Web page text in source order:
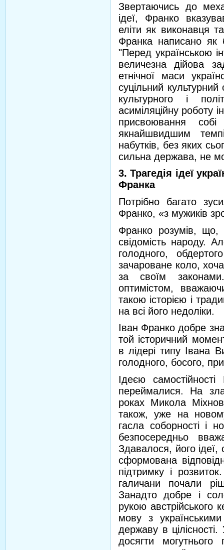
Звертаючись до
ідеї, Франко
еліти як виконавця
Франка написано як
"Перед українською
величезна дійова
етнічної маси
суцільний культурний
культурного і
асиміляційну роботу
присвоювання
якнайшвидшим
набутків, без яких
сильна держава, не
3. Трагедія ідеї
Франка
Потрібно багато
Франко, «з мужиків
Франко розумів, що,
свідомість народу.
голодного,
зачароване коло,
за своїм
оптимістом,
такою історією і
на всі його недоліки.
Іван Франко добре
той історичний
в лідері типу Івана
голодного, босого,
Ідеєю
переймалися. На
роках Микола
також, уже на
гасла соборності і
безпосередньо
Здавалося, його
сформована
підтримку і
галичани почали
Занадто добре і
рукою австрійського
мову з
державу в
досягти